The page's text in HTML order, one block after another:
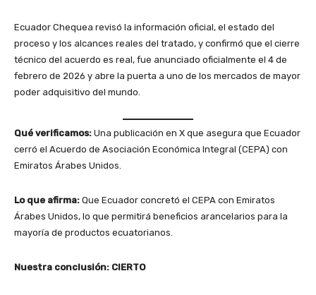
Ecuador Chequea revisó la información oficial, el estado del
proceso y los alcances reales del tratado, y confirmó que el cierre
técnico del acuerdo es real, fue anunciado oficialmente el 4 de
febrero de 2026 y abre la puerta a uno de los mercados de mayor
poder adquisitivo del mundo.
Qué verificamos: Una publicación en X que asegura que Ecuador
cerró el Acuerdo de Asociación Económica Integral (CEPA) con
Emiratos Árabes Unidos.
Lo que afirma: Que Ecuador concretó el CEPA con Emiratos
Árabes Unidos, lo que permitirá beneficios arancelarios para la
mayoría de productos ecuatorianos.
Nuestra conclusión: CIERTO